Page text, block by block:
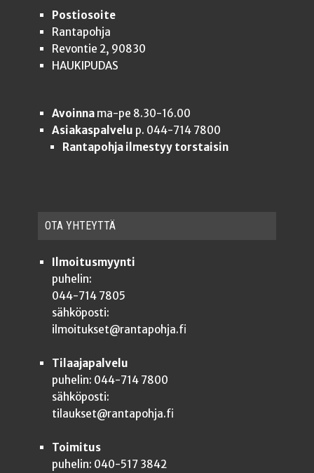
Postiosoite
Rantapohja
Revontie 2, 90830
HAUKIPUDAS
Avoinnama-pe 8.30-16.00
Asiakaspalvelu p. 044-714 7800
Rantapohja ilmestyy torstaisin
OTA YHTEYT­TÄ
Ilmoitusmyynti
puhelin:
044-714 7805
sähköposti:
ilmoitukset@rantapohja.fi
Tilaajapalvelu
puhelin: 044-714 7800
sähköposti:
tilaukset@rantapohja.fi
Toimitus
puhelin: 040-517 3842